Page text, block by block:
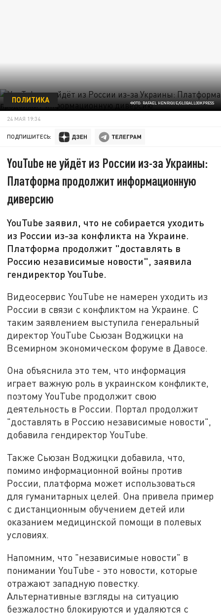
ФОТО: RAFAEL HENRIQUE/GLOBALLOOKPRESS
ПОЛИТИКА
24 МАЯ 19:34
ПОДПИШИТЕСЬ:
YouTube не уйдёт из России из-за Украины:
Платформа продолжит информационную
диверсию
YouTube заявил, что не собирается уходить
из России из-за конфликта на Украине.
Платформа продолжит "доставлять в
Россию независимые новости", заявила
гендиректор YouTube.
Видеосервис YouTube не намерен уходить из
России в связи с конфликтом на Украине. С
таким заявлением выступила генеральный
директор YouTube Сьюзан Воджицки на
Всемирном экономическом форуме в Давосе.
Она объяснила это тем, что информация
играет важную роль в украинском конфликте,
поэтому YouTube продолжит свою
деятельность в России. Портал продолжит
"доставлять в Россию независимые новости",
добавила гендиректор YouTube.
Также Сьюзан Воджицки добавила, что,
помимо информационной войны против
России, платформа может использоваться
для гуманитарных целей. Она привела пример
с дистанционным обучением детей или
оказанием медицинской помощи в полевых
условиях.
Напомним, что "независимые новости" в
понимании YouTube - это новости, которые
отражают западную повестку.
Альтернативные взгляды на ситуацию
безжалостно блокируются и удаляются с